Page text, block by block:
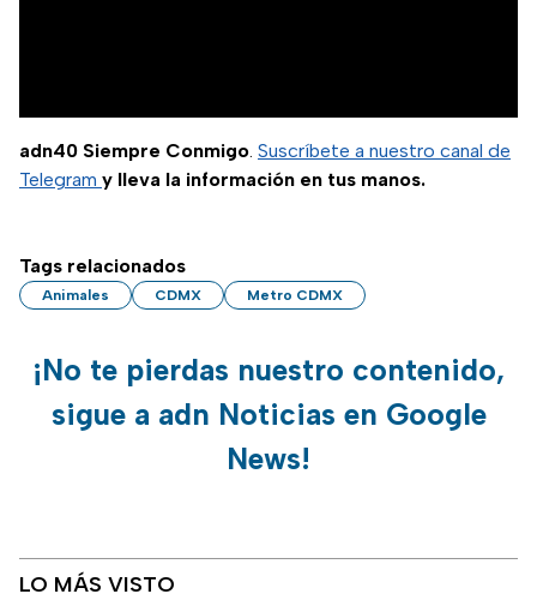
adn40 Siempre Conmigo. Suscríbete a nuestro canal de
Telegram y lleva la información en tus manos.
Tags relacionados
Animales CDMX Metro CDMX
¡No te pierdas nuestro contenido,
sigue a adn Noticias en Google
News!
LO MÁS VISTO